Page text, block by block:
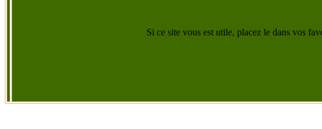
Si ce site vous est utile, placez le dans vos